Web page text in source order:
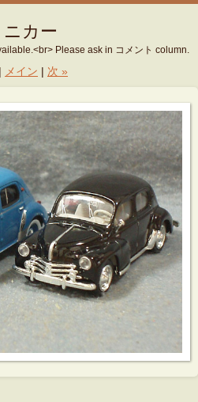
ニカー
Please ask in コメント column.
メイン 次 »